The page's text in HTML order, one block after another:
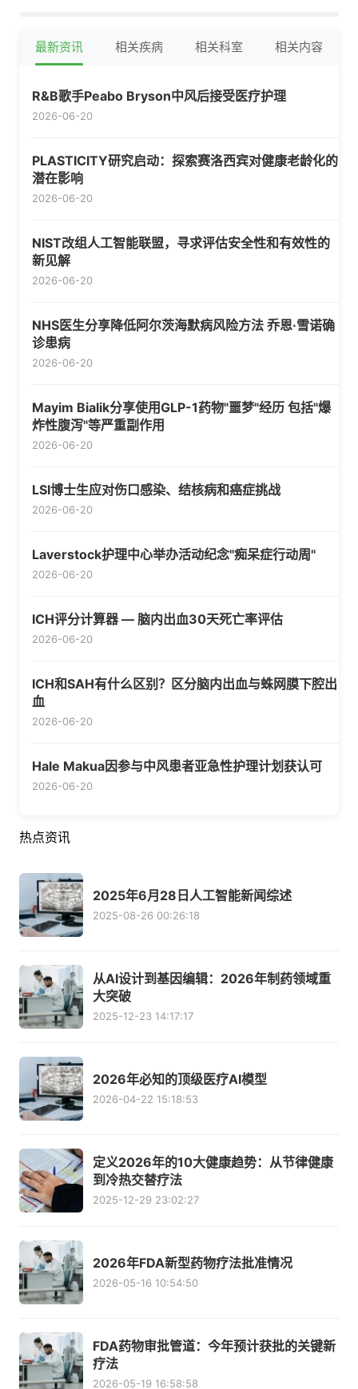
最新资讯 相关疾病 相关科室 相关内容
R&B歌手Peabo Bryson中风后接受医疗护理
2026-06-20
PLASTICITY研究启动：探索赛洛西宾对健康老龄化的
潜在影响
2026-06-20
NIST改组人工智能联盟，寻求评估安全性和有效性的
新见解
2026-06-20
NHS医生分享降低阿尔茨海默病风险方法 乔恩·雪诺确
诊患病
2026-06-20
Mayim Bialik分享使用GLP-1药物"噩梦"经历 包括"爆
炸性腹泻"等严重副作用
2026-06-20
LSI博士生应对伤口感染、结核病和癌症挑战
2026-06-20
Laverstock护理中心举办活动纪念"痴呆症行动周"
2026-06-20
ICH评分计算器 — 脑内出血30天死亡率评估
2026-06-20
ICH和SAH有什么区别？区分脑内出血与蛛网膜下腔出
血
2026-06-20
Hale Makua因参与中风患者亚急性护理计划获认可
2026-06-20
热点资讯
2025年6月28日人工智能新闻综述
2025-08-26 00:26:18
从AI设计到基因编辑：2026年制药领域重
大突破
2025-12-23 14:17:17
2026年必知的顶级医疗AI模型
2026-04-22 15:18:53
定义2026年的10大健康趋势：从节律健康
到冷热交替疗法
2025-12-29 23:02:27
2026年FDA新型药物疗法批准情况
2026-05-16 10:54:50
FDA药物审批管道：今年预计获批的关键新
疗法
2026-05-19 16:58:58